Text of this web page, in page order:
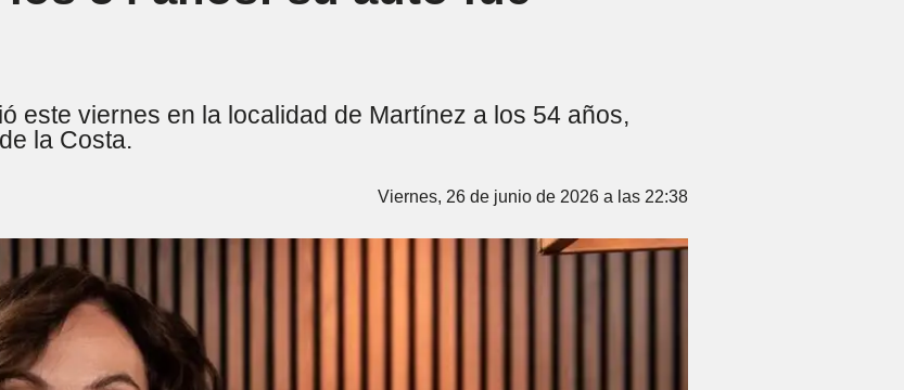
este viernes en la localidad de Martínez a los 54 años,
la Costa.
Viernes, 26 de junio de 2026 a las 22:38